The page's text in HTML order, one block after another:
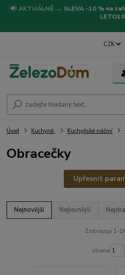
🔊 AKTUÁLNĚ → SLEVA -10 % na
LETO10
CZK
Úvod Kuchyně Kuchyňské náčiní
Obracečky
Upřesnit
Nejnovější Nejlevnější
Zobrazuji 1-
strana